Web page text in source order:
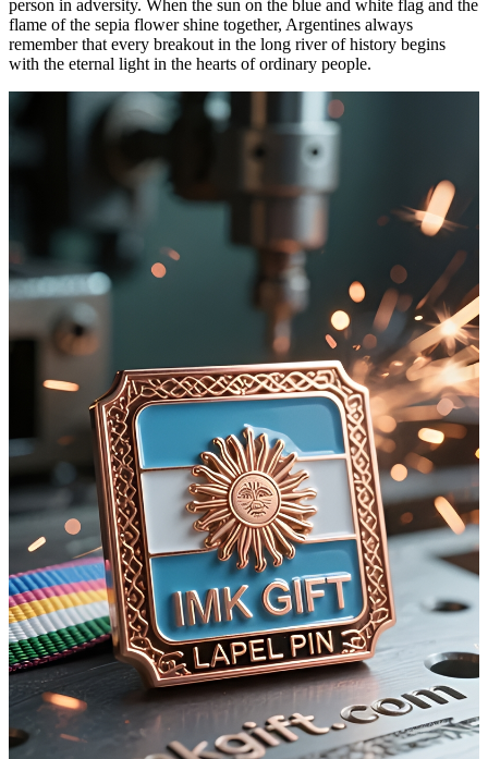
person in adversity. When the sun on the blue and white flag and the
flame of the sepia flower shine together, Argentines always
remember that every breakout in the long river of history begins
with the eternal light in the hearts of ordinary people.